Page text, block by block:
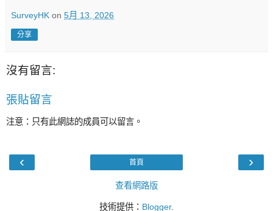
SurveyHK on 5月 13, 2026
分享
沒有留言:
張貼留言
注意：只有此網誌的成員可以留言。
‹ ›
首頁
查看網路版
技術提供： Blogger.